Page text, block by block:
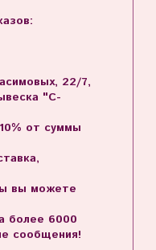
22/7,
"С-
от суммы
вы можете
более 6000
сообщения!